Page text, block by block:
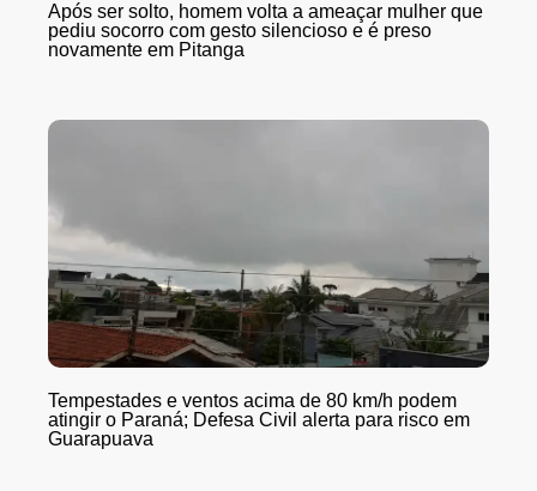
Após ser solto, homem volta a ameaçar mulher que
pediu socorro com gesto silencioso e é preso
novamente em Pitanga
Tempestades e ventos acima de 80 km/h podem
atingir o Paraná; Defesa Civil alerta para risco em
Guarapuava